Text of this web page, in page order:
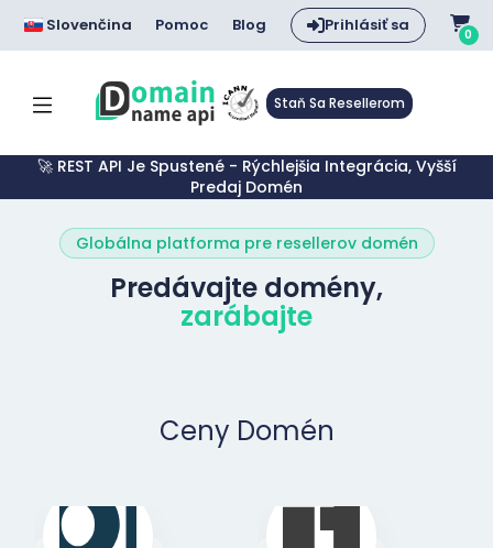
Slovenčina Pomoc Blog Prihlásiť sa 0
Staň Sa Resellerom
🚀 REST API Je Spustené - Rýchlejšia Integrácia, Vyšší
Predaj Domén
Globálna platforma pre resellerov domén
Predávajte domény,
zarábajte
Ceny Domén